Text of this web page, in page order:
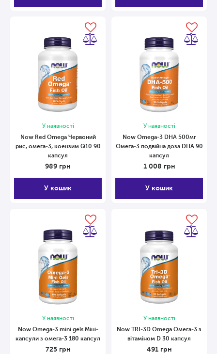
У наявності
Now Red Omega Червоний
рис, омега-3, коензим Q10 90
капсул
989 грн
У кошик
У наявності
Now Omega-3 DHA 500мг
Омега-3 подвійна доза DHA 90
капсул
1 008 грн
У кошик
У наявності
Now Omega-3 mini gels Міні-
капсули з омега-3 180 капсул
725 грн
У наявності
Now TRI-3D Оmega Омега-3 з
вітаміном D 30 капсул
491 грн